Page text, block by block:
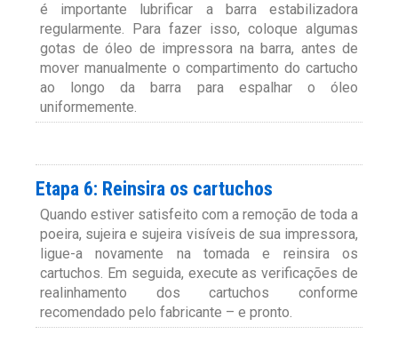
é importante lubrificar a barra estabilizadora
regularmente. Para fazer isso, coloque algumas
gotas de óleo de impressora na barra, antes de
mover manualmente o compartimento do cartucho
ao longo da barra para espalhar o óleo
uniformemente.
Etapa 6: Reinsira os cartuchos
Quando estiver satisfeito com a remoção de toda a
poeira, sujeira e sujeira visíveis de sua impressora,
ligue-a novamente na tomada e reinsira os
cartuchos. Em seguida, execute as verificações de
realinhamento dos cartuchos conforme
recomendado pelo fabricante – e pronto.